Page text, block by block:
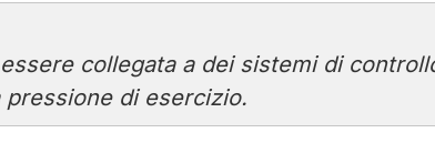
collegata a dei sistemi di
di esercizio.